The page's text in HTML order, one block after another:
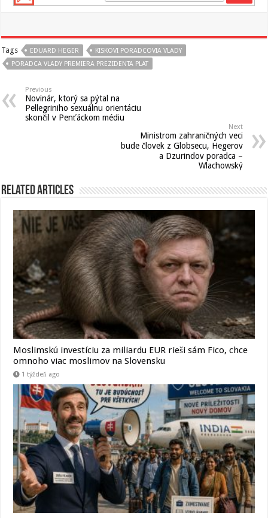
Tags EDUARD HEGER
KISKOVI PORADCOVIA VLADY
PORADCA VLADY PREMIERA PREZIDENTA PLAT
Previous
Novinár, ktorý sa pýtal na
Pellegriniho sexuálnu orientáciu
skončil v Penťáckom médiu
Next
Ministrom zahraničných veci
bude človek z Globsecu, Hegerov
a Dzurindov poradca –
Wlachowský
Related Articles
Moslimskú investíciu za miliardu EUR rieši sám Fico, chce
omnoho viac moslimov na Slovensku
1 týždeň ago